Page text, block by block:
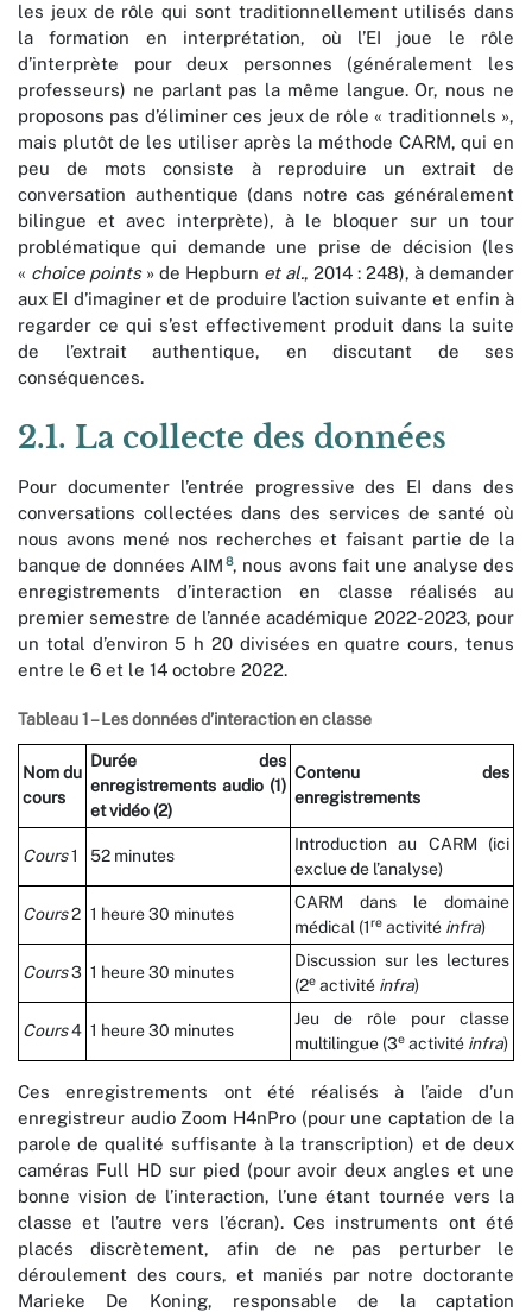
les jeux de rôle qui sont traditionnellement utilisés dans
la formation en interprétation, où l’EI joue le rôle
d’interprète pour deux personnes (généralement les
professeurs) ne parlant pas la même langue. Or, nous ne
proposons pas d’éliminer ces jeux de rôle « traditionnels »,
mais plutôt de les utiliser après la méthode CARM, qui en
peu de mots consiste à reproduire un extrait de
conversation authentique (dans notre cas généralement
bilingue et avec interprète), à le bloquer sur un tour
problématique qui demande une prise de décision (les
« choice points» de Hepburn et al., 2014 : 248), à demander
aux EI d’imaginer et de produire l’action suivante et enfin à
regarder ce qui s’est effectivement produit dans la suite
de l’extrait authentique, en discutant de ses
conséquences.
2.1. La collecte des données
Pour documenter l’entrée progressive des EI dans des
conversations collectées dans des services de santé où
nous avons mené nos recherches et faisant partie de la
banque de données AIM 8, nous avons fait une analyse des
enregistrements d’interaction en classe réalisés au
premier semestre de l’année académique 2022-2023, pour
un total d’environ 5 h 20 divisées en quatre cours, tenus
entre le 6 et le 14 octobre 2022.
Tableau 1 – Les données d’interaction en classe
Nom du
cours
Durée des
enregistrements audio (1)
et vidéo (2)
Contenu des
enregistrements
Cours1 52 minutes
Introduction au CARM (ici
exclue de l’analyse)
Cours2 1 heure 30 minutes
CARM dans le domaine
médical (1re activité infra)
Cours3 1 heure 30 minutes
Discussion sur les lectures
(2e activité infra)
Cours4 1 heure 30 minutes
Jeu de rôle pour classe
multilingue (3e activité infra)
Ces enregistrements ont été réalisés à l’aide d’un
enregistreur audio Zoom H4nPro (pour une captation de la
parole de qualité suffisante à la transcription) et de deux
caméras Full HD sur pied (pour avoir deux angles et une
bonne vision de l’interaction, l’une étant tournée vers la
classe et l’autre vers l’écran). Ces instruments ont été
placés discrètement, afin de ne pas perturber le
déroulement des cours, et maniés par notre doctorante
Marieke De Koning, responsable de la captation